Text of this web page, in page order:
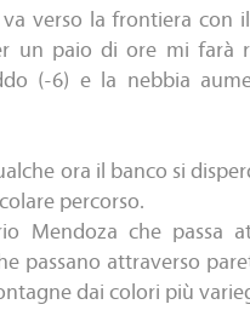
verso la frontiera con
un paio di ore mi farà
(-6) e la nebbia
ora il banco si
percorso.
Mendoza che passa
passano attraverso
dai colori più